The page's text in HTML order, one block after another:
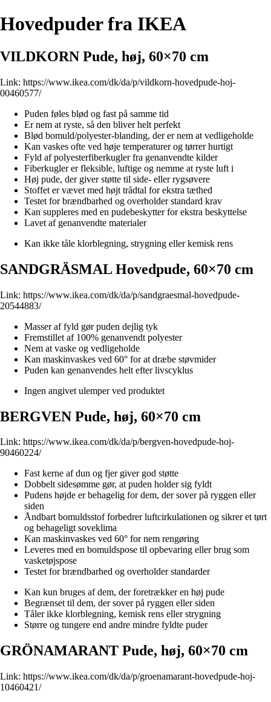
Hovedpuder fra IKEA
VILDKORN Pude, høj, 60×70 cm
Link: https://www.ikea.com/dk/da/p/vildkorn-hovedpude-hoj-
00460577/
Puden føles blød og fast på samme tid
Er nem at ryste, så den bliver helt perfekt
Blød bomuld/polyester-blanding, der er nem at vedligeholde
Kan vaskes ofte ved høje temperaturer og tørrer hurtigt
Fyld af polyesterfiberkugler fra genanvendte kilder
Fiberkugler er fleksible, luftige og nemme at ryste luft i
Høj pude, der giver støtte til side- eller rygsøvere
Stoffet er vævet med højt trådtal for ekstra tæthed
Testet for brændbarhed og overholder standard krav
Kan suppleres med en pudebeskytter for ekstra beskyttelse
Lavet af genanvendte materialer
Kan ikke tåle klorblegning, strygning eller kemisk rens
SANDGRÄSMAL Hovedpude, 60×70 cm
Link: https://www.ikea.com/dk/da/p/sandgraesmal-hovedpude-
20544883/
Masser af fyld gør puden dejlig tyk
Fremstillet af 100% genanvendt polyester
Nem at vaske og vedligeholde
Kan maskinvaskes ved 60° for at dræbe støvmider
Puden kan genanvendes helt efter livscyklus
Ingen angivet ulemper ved produktet
BERGVEN Pude, høj, 60×70 cm
Link: https://www.ikea.com/dk/da/p/bergven-hovedpude-hoj-
90460224/
Fast kerne af dun og fjer giver god støtte
Dobbelt sidesømme gør, at puden holder sig fyldt
Pudens højde er behagelig for dem, der sover på ryggen eller
siden
Åndbart bomuldsstof forbedrer luftcirkulationen og sikrer et tørt
og behageligt soveklima
Kan maskinvaskes ved 60° for nem rengøring
Leveres med en bomuldspose til opbevaring eller brug som
vasketøjspose
Testet for brændbarhed og overholder standarder
Kan kun bruges af dem, der foretrækker en høj pude
Begrænset til dem, der sover på ryggen eller siden
Tåler ikke klorblegning, kemisk rens eller strygning
Større og tungere end andre mindre fyldte puder
GRÖNAMARANT Pude, høj, 60×70 cm
Link: https://www.ikea.com/dk/da/p/groenamarant-hovedpude-hoj-
10460421/